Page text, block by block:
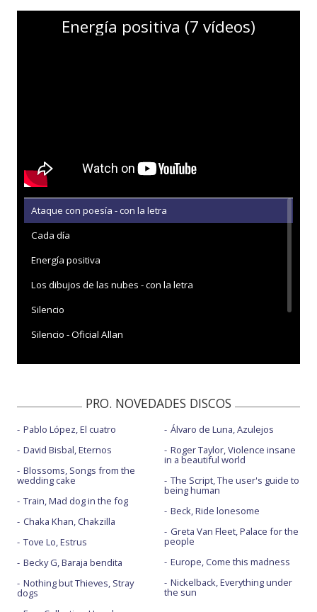
Energía positiva (7 vídeos)
Ataque con poesía - con la letra
Cada día
Energía positiva
Los dibujos de las nubes - con la letra
Silencio
Silencio - Oficial Allan
PRO. NOVEDADES DISCOS
Pablo López, El cuatro
David Bisbal, Eternos
Blossoms, Songs from the
wedding cake
Train, Mad dog in the fog
Chaka Khan, Chakzilla
Tove Lo, Estrus
Becky G, Baraja bendita
Nothing but Thieves, Stray
dogs
Álvaro de Luna, Azulejos
Roger Taylor, Violence insane
in a beautiful world
The Script, The user's guide to
being human
Beck, Ride lonesome
Greta Van Fleet, Palace for the
people
Europe, Come this madness
Nickelback, Everything under
the sun